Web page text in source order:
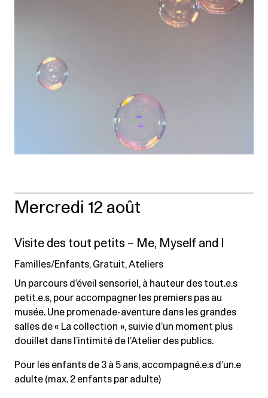
Mercredi 12 août
Visite des tout petits – Me, Myself and I
Familles/Enfants, Gratuit, Ateliers
Un parcours d’éveil sensoriel, à hauteur des tout.e.s
petit.e.s, pour accompagner les premiers pas au
musée. Une promenade-aventure dans les grandes
salles de « La collection », suivie d’un moment plus
douillet dans l’intimité de l’Atelier des publics.
Pour les enfants de 3 à 5 ans, accompagné.e.s d’un.e
adulte (max. 2 enfants par adulte)